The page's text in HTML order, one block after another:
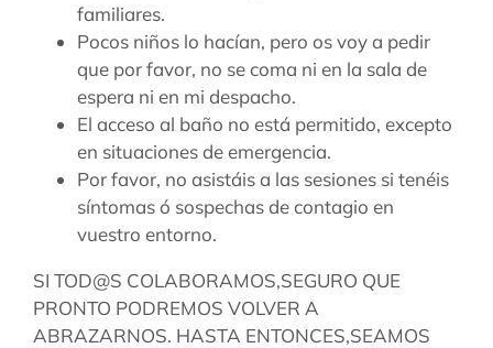
familiares.
Pocos niños lo hacían, pero os voy a pedir
que por favor, no se coma ni en la sala de
espera ni en mi despacho.
El acceso al baño no está permitido, excepto
en situaciones de emergencia.
Por favor, no asistáis a las sesiones si tenéis
síntomas ó sospechas de contagio en
vuestro entorno.
SI TOD@S COLABORAMOS,SEGURO QUE
PRONTO PODREMOS VOLVER A
ABRAZARNOS. HASTA ENTONCES,SEAMOS